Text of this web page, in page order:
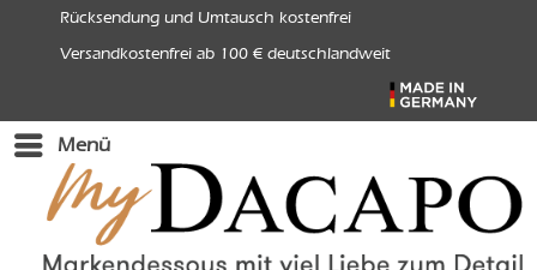
Rücksendung und Umtausch kostenfrei
Versandkostenfrei ab 100 € deutschlandweit
Menü